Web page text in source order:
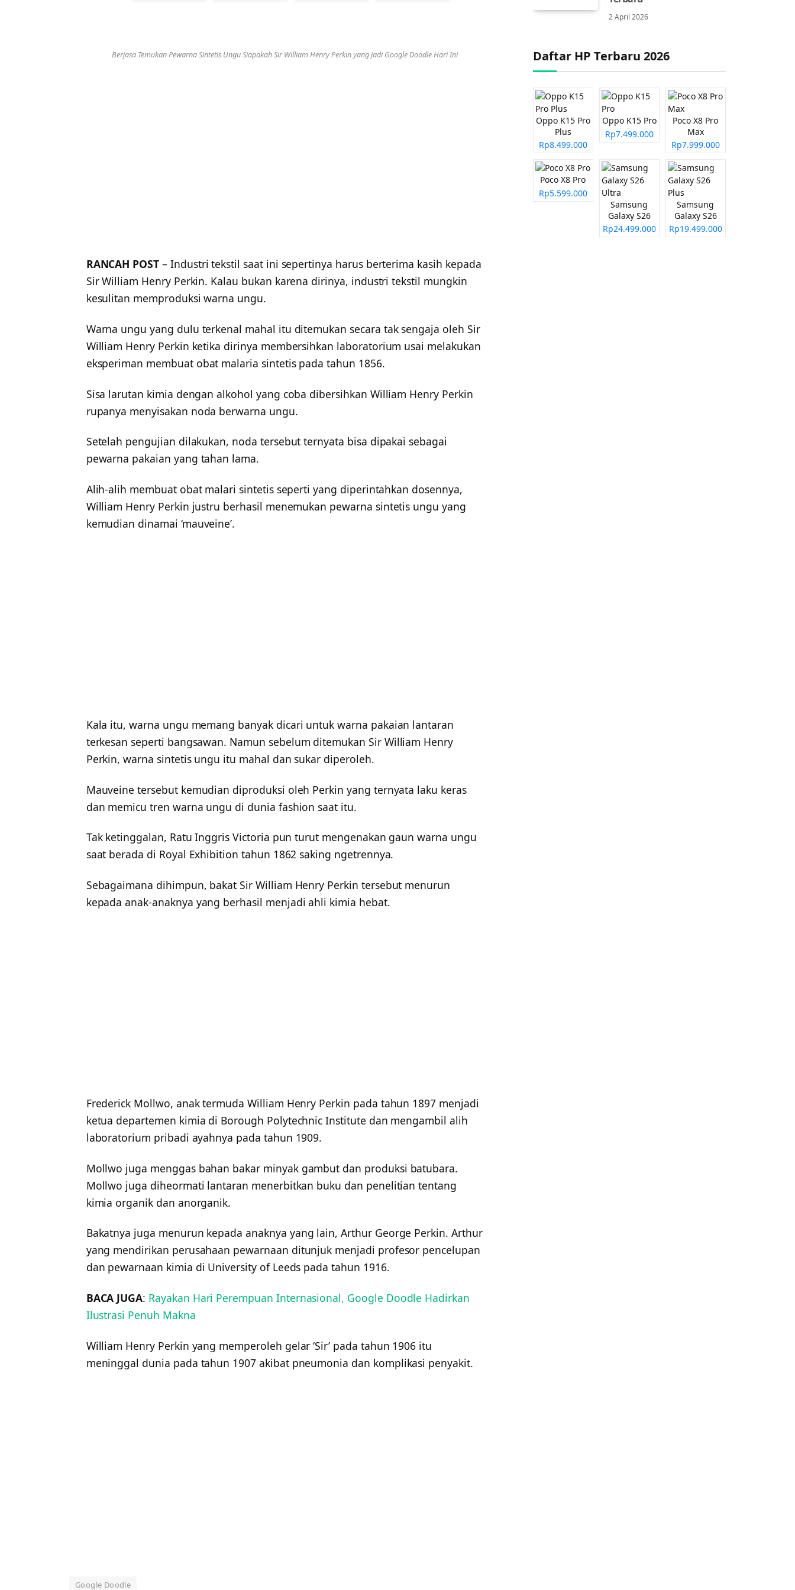
Berjasa Temukan Pewarna Sintetis Ungu Siapakah Sir William Henry Perkin yang jadi Google Doodle Hari Ini
RANCAH POST – Industri tekstil saat ini sepertinya harus berterima kasih kepada
Sir William Henry Perkin. Kalau bukan karena dirinya, industri tekstil mungkin
kesulitan memproduksi warna ungu.
Warna ungu yang dulu terkenal mahal itu ditemukan secara tak sengaja oleh Sir
William Henry Perkin ketika dirinya membersihkan laboratorium usai melakukan
eksperiman membuat obat malaria sintetis pada tahun 1856.
Sisa larutan kimia dengan alkohol yang coba dibersihkan William Henry Perkin
rupanya menyisakan noda berwarna ungu.
Setelah pengujian dilakukan, noda tersebut ternyata bisa dipakai sebagai
pewarna pakaian yang tahan lama.
Alih-alih membuat obat malari sintetis seperti yang diperintahkan dosennya,
William Henry Perkin justru berhasil menemukan pewarna sintetis ungu yang
kemudian dinamai ‘mauveine’.
Kala itu, warna ungu memang banyak dicari untuk warna pakaian lantaran
terkesan seperti bangsawan. Namun sebelum ditemukan Sir William Henry
Perkin, warna sintetis ungu itu mahal dan sukar diperoleh.
Mauveine tersebut kemudian diproduksi oleh Perkin yang ternyata laku keras
dan memicu tren warna ungu di dunia fashion saat itu.
Tak ketinggalan, Ratu Inggris Victoria pun turut mengenakan gaun warna ungu
saat berada di Royal Exhibition tahun 1862 saking ngetrennya.
Sebagaimana dihimpun, bakat Sir William Henry Perkin tersebut menurun
kepada anak-anaknya yang berhasil menjadi ahli kimia hebat.
Frederick Mollwo, anak termuda William Henry Perkin pada tahun 1897 menjadi
ketua departemen kimia di Borough Polytechnic Institute dan mengambil alih
laboratorium pribadi ayahnya pada tahun 1909.
Mollwo juga menggas bahan bakar minyak gambut dan produksi batubara.
Mollwo juga diheormati lantaran menerbitkan buku dan penelitian tentang
kimia organik dan anorganik.
Bakatnya juga menurun kepada anaknya yang lain, Arthur George Perkin. Arthur
yang mendirikan perusahaan pewarnaan ditunjuk menjadi profesor pencelupan
dan pewarnaan kimia di University of Leeds pada tahun 1916.
BACA JUGA: Rayakan Hari Perempuan Internasional, Google Doodle Hadirkan
Ilustrasi Penuh Makna
William Henry Perkin yang memperoleh gelar ‘Sir’ pada tahun 1906 itu
meninggal dunia pada tahun 1907 akibat pneumonia dan komplikasi penyakit.
Google Doodle
2 April 2026
Daftar HP Terbaru 2026
Oppo K15 Pro
Plus
Rp8.499.000
Oppo K15 Pro
Rp7.499.000
Poco X8 Pro
Max
Rp7.999.000
Poco X8 Pro
Rp5.599.000
Samsung
Galaxy S26
Ultra
Rp24.499.000
Samsung
Galaxy S26
Plus
Rp19.499.000